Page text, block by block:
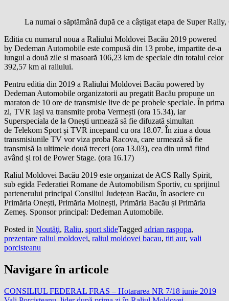
La numai o săptămână după ce a câștigat etapa de Super
Editia cu numarul noua a Raliului Moldovei Bacău 2019 powered
by Dedeman Automobile este compusă din 13 probe, impartite de-a
lungul a două zile si masoară 106,23 km de speciale din totalul celor
392,57 km ai raliului.
Pentru editia din 2019 a Raliului Moldovei Bacău powered by
Dedeman Automobile organizatorii au pregatit Bacău propune un
maraton de 10 ore de transmisie live de pe probele speciale. În prima
zi, TVR Iași va transmite proba Vermești (ora 15.34), iar
Superspeciala de la Onești urmează să fie difuzată simultan
de Telekom Sport și TVR incepand cu ora 18.07. În ziua a doua
transmisiunile TV vor viza proba Racova, care urmează să fie
transmisă la ultimele două treceri (ora 13.03), cea din urmă fiind
având și rol de Power Stage. (ora 16.17)
Raliul Moldovei Bacău 2019 este organizat de ACS Rally Spirit,
sub egida Federatiei Romane de Automobilism Sportiv, cu sprijinul
partenerului principal Consiliul Județean Bacău, în asociere cu
Primăria Onești, Primăria Moinești, Primăria Bacău și Primăria
Zemeș. Sponsor principal: Dedeman Automobile.
Posted in Noutăţi, Raliu, sport slideTagged adrian raspopa,
prezentare raliul moldovei, raliul moldovei bacau, titi aur, vali
porcisteanu
Navigare în articole
CONSILIUL FEDERAL FRAS – Hotararea NR 7/18 iunie 2019